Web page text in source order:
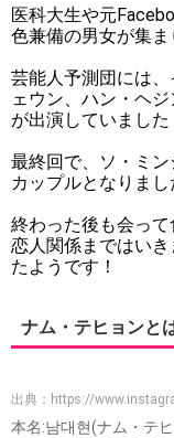
医科大生や元
色兼備の男女が集ま
芸能人予測団には
ェウン、ハン・ヘ
が出演していました
最終回で、ソ・ミ
カップルとなりまし
終わった後も会って
恋人関係まではい
たようです！
ナム・テヒョンと
出典： https://
本名:남대현(ナム・テ